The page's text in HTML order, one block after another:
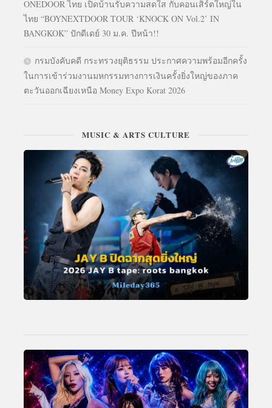
ONEDOOR ไทย เปิดบ้านรับความสดใส กับคอนเสิร์ตใหญ่ใน
ไทย “BOYNEXTDOOR TOUR ‘KNOCK ON Vol.2’ IN
BANGKOK” ปักดีเดย์ 30 ม.ค. ปีหน้า!!
กรมบังคับคดี กระทรวงยุติธรรม ประกาศความพร้อมอีกครั้ง
ในการเข้าร่วมงานมหกรรมทางการเงินครั้งยิ่งใหญ่ของภาค
ตะวันออกเฉียงเหนือ Money Expo Korat 2026
MUSIC & ARTS CULTURE